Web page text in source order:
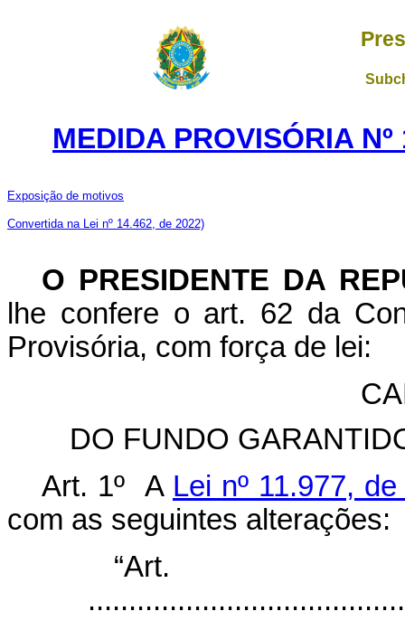
MEDIDA PROVISÓRIA
Exposição de motivos
Convertida na Lei nº 14.462, de 2022)
O PRESIDENTE DA
lhe confere o art. 62 da
Provisória, com força de lei:
DO FUNDO
Art. 1º A Lei nº 11.977,
com as seguintes alterações: